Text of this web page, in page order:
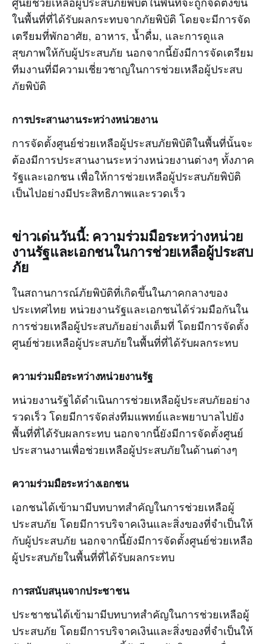
ในพื้นที่ที่ได้รับผลกระทบจากภัยพิบัติ โดยจะมีการจัด
เตรียมที่พักอาศัย, อาหาร, น้ำดื่ม, และการดูแล
สุขภาพให้กับผู้ประสบภัย นอกจากนี้ยังมีการจัดเตรียม
ทีมงานที่มีความเชี่ยวชาญในการช่วยเหลือผู้ประสบ
ภัยพิบัติ
การประสานงานระหว่างหน่วยงาน
การจัดตั้งศูนย์ช่วยเหลือผู้ประสบภัยพิบัติในพื้นที่นั้นจะ
ต้องมีการประสานงานระหว่างหน่วยงานต่างๆ ทั้งภาค
รัฐและเอกชน เพื่อให้การช่วยเหลือผู้ประสบภัยพิบัติ
เป็นไปอย่างมีประสิทธิภาพและรวดเร็ว
ข่าวเด่นวันนี้: ความร่วมมือระหว่างหน่วย
งานรัฐและเอกชนในการช่วยเหลือผู้ประสบ
ภัย
ในสถานการณ์ภัยพิบัติที่เกิดขึ้นในภาคกลางของ
ประเทศไทย หน่วยงานรัฐและเอกชนได้ร่วมมือกันใน
การช่วยเหลือผู้ประสบภัยอย่างเต็มที่ โดยมีการจัดตั้ง
ศูนย์ช่วยเหลือผู้ประสบภัยในพื้นที่ที่ได้รับผลกระทบ
ความร่วมมือระหว่างหน่วยงานรัฐ
หน่วยงานรัฐได้ดำเนินการช่วยเหลือผู้ประสบภัยอย่าง
รวดเร็ว โดยมีการจัดส่งทีมแพทย์และพยาบาลไปยัง
พื้นที่ที่ได้รับผลกระทบ นอกจากนี้ยังมีการจัดตั้งศูนย์
ประสานงานเพื่อช่วยเหลือผู้ประสบภัยในด้านต่างๆ
ความร่วมมือระหว่างเอกชน
เอกชนได้เข้ามามีบทบาทสำคัญในการช่วยเหลือผู้
ประสบภัย โดยมีการบริจาคเงินและสิ่งของที่จำเป็นให้
กับผู้ประสบภัย นอกจากนี้ยังมีการจัดตั้งศูนย์ช่วยเหลือ
ผู้ประสบภัยในพื้นที่ที่ได้รับผลกระทบ
การสนับสนุนจากประชาชน
ประชาชนได้เข้ามามีบทบาทสำคัญในการช่วยเหลือผู้
ประสบภัย โดยมีการบริจาคเงินและสิ่งของที่จำเป็นให้